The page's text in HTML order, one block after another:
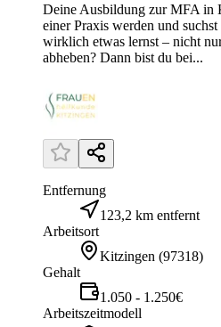
Deine Ausbildung zur MFA
einer Praxis werden und
wirklich etwas lernst – nicht
abheben? Dann bist du bei...
Entfernung
123,2 km entfernt
Arbeitsort
Kitzingen (97318)
Gehalt
1.050 - 1.250€
Arbeitszeitmodell